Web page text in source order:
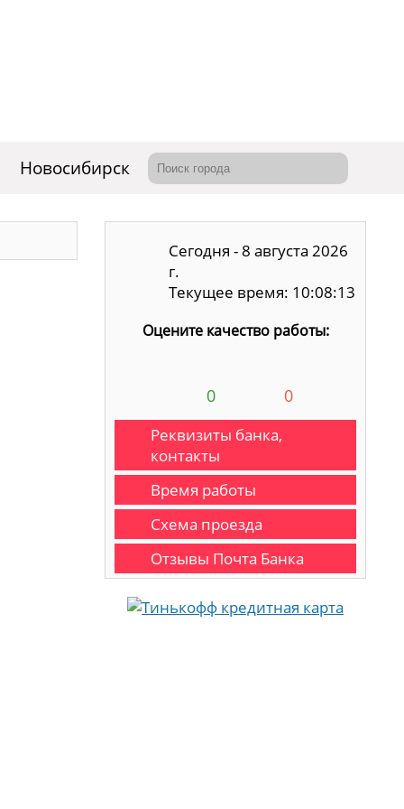
Новосибирск
Сегодня - 8 августа 2026
г.
Текущее время: 10:08:14
Оцените качество работы:
0 0
Реквизиты банка,
контакты
Время работы
Схема проезда
Отзывы Почта Банка